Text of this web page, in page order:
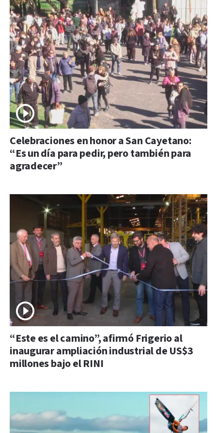
Celebraciones en honor a San Cayetano:
“Es un día para pedir, pero también para
agradecer”
“Este es el camino”, afirmó Frigerio al
inaugurar ampliación industrial de US$3
millones bajo el RINI